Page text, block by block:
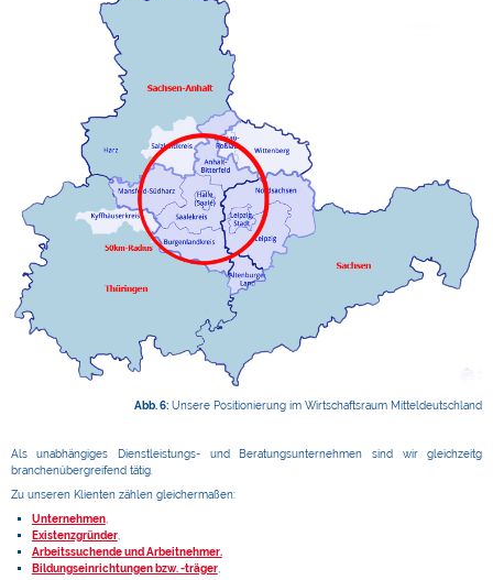
Abb. 6: Unsere Positionierung im Wirtschaftsraum Mitteldeutschland
Als unabhängiges Dienstleistungs- und Beratungsunternehmen sind wir gleichzeitg
branchenübergreifend tätig.
Zu unseren Klienten zählen gleichermaßen:
Unternehmen,
Existenzgründer,
Arbeitssuchende und Arbeitnehmer.
Bildungseinrichtungen bzw. -träger,